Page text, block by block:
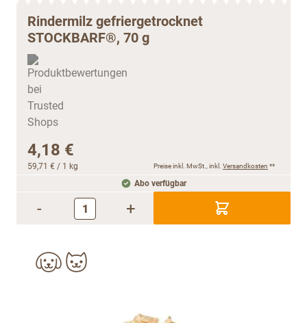
Rindermilz gefriergetrocknet
STOCKBARF®, 70 g
4,18 €
59,71 € / 1 kg Preise inkl. MwSt., inkl. Versandkosten **
Abo verfügbar
- +